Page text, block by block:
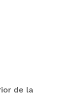
de la